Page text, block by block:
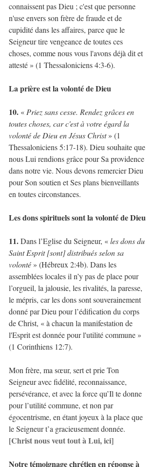
connaissent pas Dieu ; c'est que personne
n'use envers son frère de fraude et de
cupidité dans les affaires, parce que le
Seigneur tire vengeance de toutes ces
choses, comme nous vous l'avons déjà dit et
attesté » (1 Thessaloniciens 4:3-6).
La prière est la volonté de Dieu
10. « Priez sans cesse. Rendez grâces en
toutes choses, car c'est à votre égard la
volonté de Dieu en Jésus Christ » (1
Thessaloniciens 5:17-18). Dieu souhaite que
nous Lui rendions grâce pour Sa providence
dans notre vie. Nous devons remercier Dieu
pour Son soutien et Ses plans bienveillants
en toutes circonstances.
Les dons spirituels sont la volonté de Dieu
11. Dans l’Eglise du Seigneur, « les dons du
Saint Esprit [sont] distribués selon sa
volonté » (Hébreux 2:4b). Dans les
assemblées locales il n’y pas de place pour
l’orgueil, la jalousie, les rivalités, la paresse,
le mépris, car les dons sont souverainement
donné par Dieu pour l’édification du corps
de Christ, « à chacun la manifestation de
l'Esprit est donnée pour l'utilité commune »
(1 Corinthiens 12:7).
Mon frère, ma sœur, sert et prie Ton
Seigneur avec fidélité, reconnaissance,
persévérance, et avec la force qu’Il te donne
pour l’utilité commune, et non par
égocentrisme, en étant joyeux à la place que
le Seigneur t’a gracieusement donnée.
[Christ nous veut tout à Lui, ici]
Notre témoignage chrétien en réponse à